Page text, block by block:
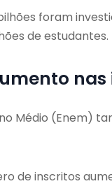
foram
de estudantes.
nas
Médio (Enem)
de inscritos